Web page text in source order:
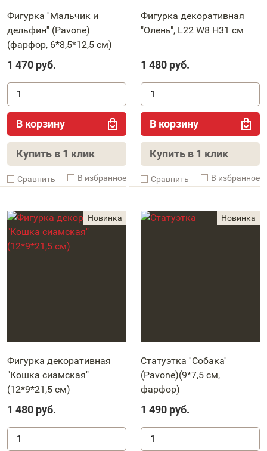
Фигурка ''Мальчик и
дельфин'' (Pavone)
(фарфор, 6*8,5*12,5 см)
1 470 руб.
В корзину
Купить в 1 клик
Cравнить В избранное
Фигурка декоративная
"Олень", L22 W8 H31 см
1 480 руб.
В корзину
Купить в 1 клик
Cравнить В избранное
Фигурка декоративная
"Кошка сиамская"
(12*9*21,5 см)
1 480 руб.
Статуэтка ''Собака''
(Pavone)(9*7,5 см,
фарфор)
1 490 руб.